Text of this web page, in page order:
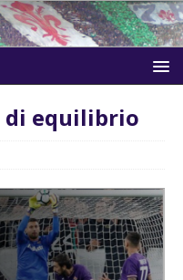
di equilibrio